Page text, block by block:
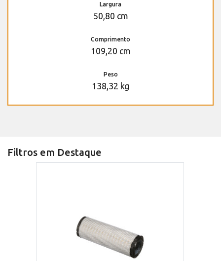
Largura
50,80 cm
Comprimento
109,20 cm
Peso
138,32 kg
Filtros em Destaque